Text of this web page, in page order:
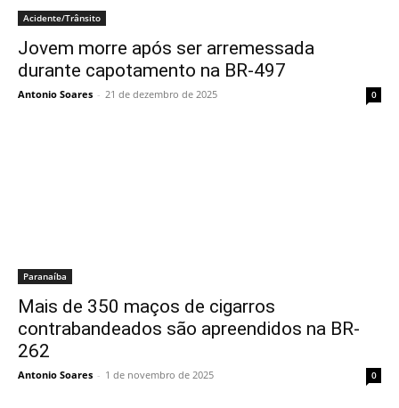
Acidente/Trânsito
Jovem morre após ser arremessada
durante capotamento na BR-497
Antonio Soares - 21 de dezembro de 2025 0
Paranaíba
Mais de 350 maços de cigarros
contrabandeados são apreendidos na BR-
262
Antonio Soares - 1 de novembro de 2025 0